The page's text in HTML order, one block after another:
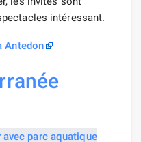
intéressant.
Antedon